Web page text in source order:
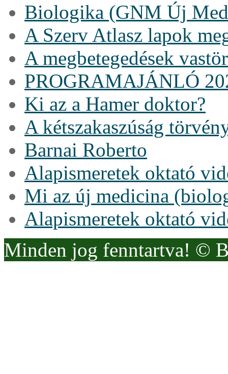
Biologika (GNM Új
A Szerv Atlasz lapok
A megbetegedések
PROGRAMAJÁNLÓ
Ki az a Hamer doktor?
A kétszakaszúság
Barnai Roberto
Alapismeretek oktató
Mi az új medicina
Alapismeretek oktató
Minden jog fenntartva! ©